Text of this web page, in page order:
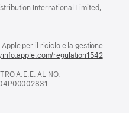
finestra)
International Limited,
per il riciclo e la gestione
regulation1542(si
A.E.E. AL NO.